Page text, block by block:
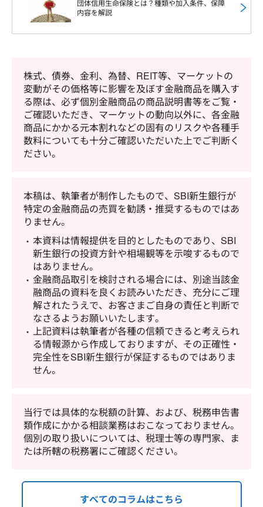
団体信用生命保険とは？種類や加入条件、保障
内容を解説
株式、債券、金利、為替、REIT等、マーケットの
変動がその価格等に影響を及ぼす金融商品を購入す
る際は、必ず個別金融商品の商品説明書等をご覧・
ご確認いただき、マーケットの動向以外に、各金融
商品にかかる元本割れなどの固有のリスクや各種手
数料についても十分ご確認いただいた上でご判断く
ださい。
本稿は、執筆者が制作したもので、SBI新生銀行が
特定の金融商品の売買を勧誘・推奨するものではあ
りません。
本資料は情報提供を目的としたものであり、SBI
新生銀行の投資方針や相場観等を示唆するもので
はありません。
金融商品取引を検討される場合には、別途当該金
融商品の資料を良くお読みいただき、充分にご理
解されたうえで、お客さまご自身の責任と判断で
なさるようお願いいたします。
上記資料は執筆者が各種の信頼できると考えられ
る情報源から作成しておりますが、その正確性・
完全性をSBI新生銀行が保証するものではありま
せん。
当行では具体的な税額の計算、および、税務申告書
類作成にかかる相談業務はおこなっておりません。
個別の取り扱いについては、税理士等の専門家、ま
たは所轄の税務署にご確認ください。
すべてのコラムはこちら